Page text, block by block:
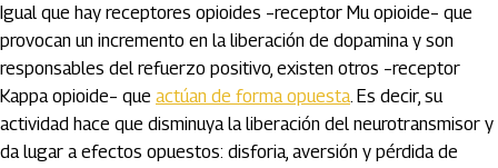
Igual que hay receptores opioides –receptor Mu opioide– que
provocan un incremento en la liberación de dopamina y son
responsables del refuerzo positivo, existen otros –receptor
Kappa opioide– que actúan de forma opuesta. Es decir, su
actividad hace que disminuya la liberación del neurotransmisor y
da lugar a efectos opuestos: disforia, aversión y pérdida de